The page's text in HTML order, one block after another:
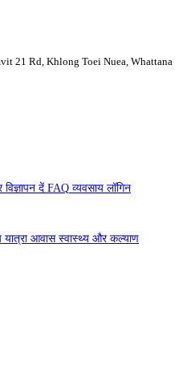
21 Rd, Khlong Toei Nuea, Whattana
दें FAQ व्यवसाय लॉगिन
यात्रा आवास स्वास्थ्य और कल्याण